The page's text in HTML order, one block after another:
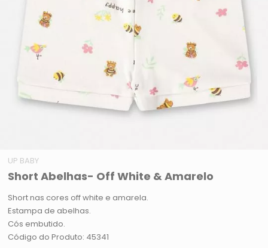
UP BABY
Short Abelhas- Off White & Amarelo
Short nas cores off white e amarela.
Estampa de abelhas.
Cós embutido.
Código do Produto: 45341